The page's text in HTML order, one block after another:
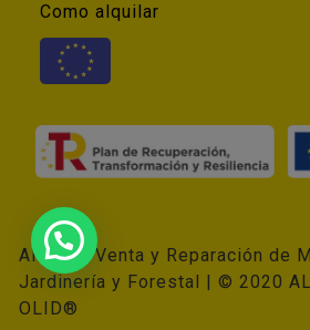
Como alquilar
Alquiler, Venta y Reparación de
Jardinería y Forestal | © 2020
OLID®